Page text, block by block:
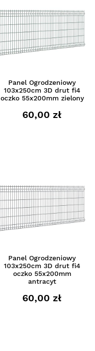
Panel Ogrodzeniowy
103x250cm 3D drut fi4
oczko 55x200mm zielony
60,00 zł
Panel Ogrodzeniowy
103x250cm 3D drut fi4
oczko 55x200mm
antracyt
60,00 zł